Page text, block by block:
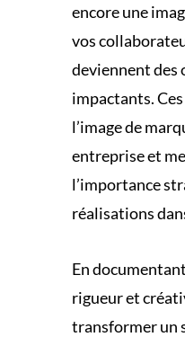
encore une
vos
deviennent des
impactants.
l’image de
entreprise et
l’importance
réalisations
En
rigueur et
transformer un